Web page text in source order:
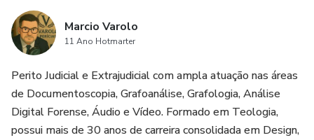
Marcio Varolo
11 Ano Hotmarter
Perito Judicial e Extrajudicial com ampla atuação nas áreas
de Documentoscopia, Grafoanálise, Grafologia, Análise
Digital Forense, Áudio e Vídeo. Formado em Teologia,
possui mais de 30 anos de carreira consolidada em Design,